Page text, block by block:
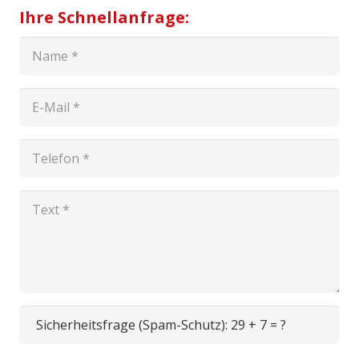
Ihre Schnellanfrage:
Sicherheitsfrage (Spam-Schutz): 29 + 7 = ?